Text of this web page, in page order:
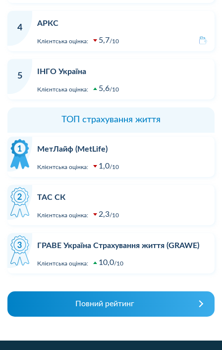
4
АРКС
Клієнтська оцінка: 5,7 10
5
ІНГО Україна
Клієнтська оцінка: 5,6 10
ТОП страхування життя
МетЛайф (MetLife)
Клієнтська оцінка: 1,0 10
ТАС СК
Клієнтська оцінка: 2,3 10
ГРАВЕ Україна Страхування життя (GRAWE)
Клієнтська оцінка: 10,0 10
Повний рейтинг